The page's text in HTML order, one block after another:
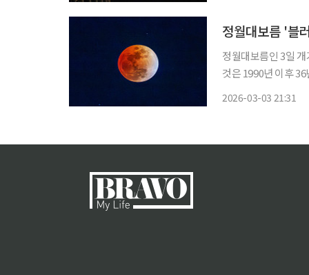
정월대보름 '블
정월대보름인 3일
것은 1990년 이후 36년 만이다. 개기월식은 지구와 달, 그리
2026-03-03 21:31